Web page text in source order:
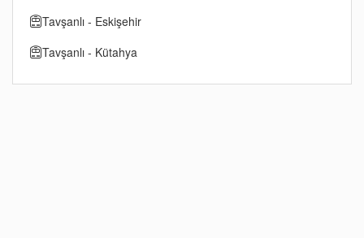
Tavşanlı - Eskişehir
Tavşanlı - Kütahya